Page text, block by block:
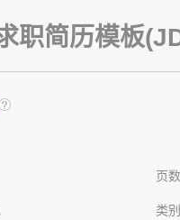
职简历模板
页
类